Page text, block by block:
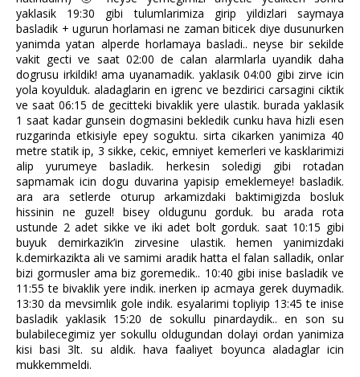
yaklasik 19:30 gibi tulumlarimiza girip yildizlari saymaya
basladik + ugurun horlamasi ne zaman biticek diye dusunurken
yanimda yatan alperde horlamaya basladi.. neyse bir sekilde
vakit gecti ve saat 02:00 de calan alarmlarla uyandik daha
dogrusu irkildik! ama uyanamadik. yaklasik 04:00 gibi zirve icin
yola koyulduk. aladaglarin en igrenc ve bezdirici carsagini ciktik
ve saat 06:15 de gecitteki bivaklik yere ulastik. burada yaklasik
1 saat kadar gunsein dogmasini bekledik cunku hava hizli esen
ruzgarinda etkisiyle epey soguktu. sirta cikarken yanimiza 40
metre statik ip, 3 sikke, cekic, emniyet kemerleri ve kasklarimizi
alip yurumeye basladik. herkesin soledigi gibi rotadan
sapmamak icin dogu duvarina yapisip emeklemeye! basladik.
ara ara setlerde oturup arkamizdaki baktimigizda bosluk
hissinin ne guzel! bisey oldugunu gorduk. bu arada rota
ustunde 2 adet sikke ve iki adet bolt gorduk. saat 10:15 gibi
buyuk demirkazik’in zirvesine ulastik. hemen yanimizdaki
k.demirkazikta ali ve samimi aradik hatta el falan salladik, onlar
bizi gormusler ama biz goremedik.. 10:40 gibi inise basladik ve
11:55 te bivaklik yere indik. inerken ip acmaya gerek duymadik.
13:30 da mevsimlik gole indik. esyalarimi topliyip 13:45 te inise
basladik yaklasik 15:20 de sokullu pinardaydik.. en son su
bulabilecegimiz yer sokullu oldugundan dolayi ordan yanimiza
kisi basi 3lt. su aldik. hava faaliyet boyunca aladaglar icin
mukkemmeldi.